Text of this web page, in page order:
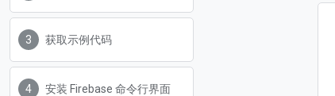
获取示例代码
安装 Firebase 命令行界面